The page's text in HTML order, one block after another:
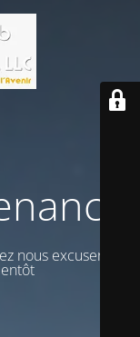
nous excuser vour